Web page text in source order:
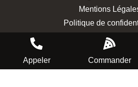
Mentions
Politique de
Appeler Commander